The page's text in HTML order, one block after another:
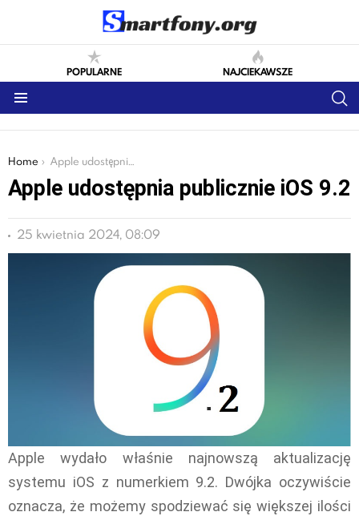
POPULARNE NAJCIEKAWSZE
You are here:
Home Apple udostępnia publicznie iOS 9.2
Apple udostępnia publicznie iOS 9.2
25 kwietnia 2024, 08:09
Apple wydało właśnie najnowszą aktualizację
systemu iOS z numerkiem 9.2. Dwójka oczywiście
oznacza, że możemy spodziewać się większej ilości